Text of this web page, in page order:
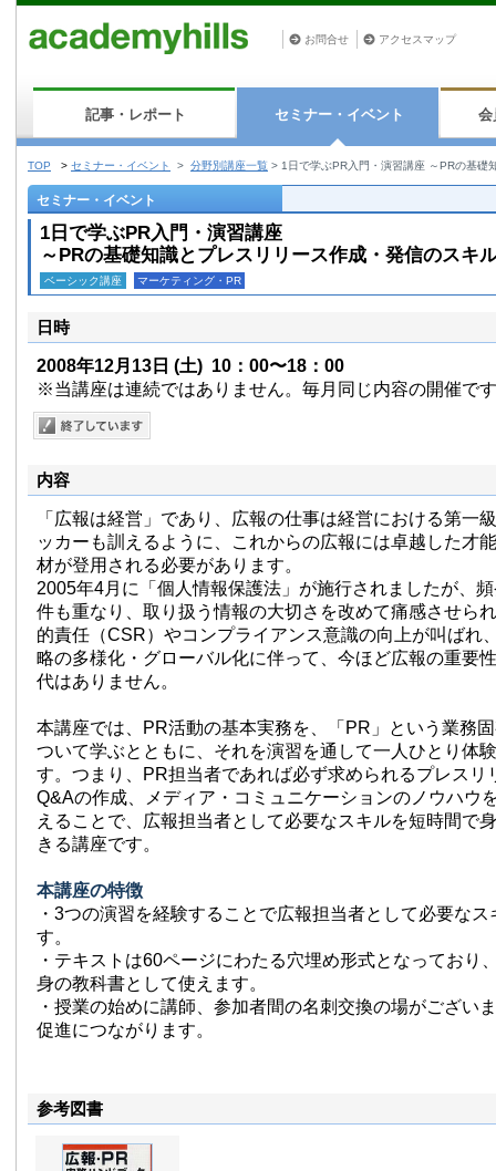
お問合せ アクセスマップ
記事・レポート セミナー・イベント 会
TOP > セミナー・イベント > 分野別講座一覧 > 1日で学ぶPR入門・演習講座 ～PRの基礎
セミナー・イベント
1日で学ぶPR入門・演習講座
～PRの基礎知識とプレスリリース作成・発信のスキ
ベーシック講座 マーケティング・PR
日時
2008年12月13日 (土) 10：00〜18：00
※当講座は連続ではありません。毎月同じ内容の開催で
内容
「広報は経営」であり、広報の仕事は経営における第一
ッカーも訓えるように、これからの広報には卓越した才
材が登用される必要があります。
2005年4月に「個人情報保護法」が施行されましたが、
件も重なり、取り扱う情報の大切さを改めて痛感させら
的責任（CSR）やコンプライアンス意識の向上が叫ばれ
略の多様化・グローバル化に伴って、今ほど広報の重要
代はありません。
本講座では、PR活動の基本実務を、「PR」という業務
ついて学ぶとともに、それを演習を通して一人ひとり体
す。つまり、PR担当者であれば必ず求められるプレスリ
Q&Aの作成、メディア・コミュニケーションのノウハウ
えることで、広報担当者として必要なスキルを短時間で
きる講座です。
本講座の特徴
・3つの演習を経験することで広報担当者として必要な
す。
・テキストは60ページにわたる穴埋め形式となっており
身の教科書として使えます。
・授業の始めに講師、参加者間の名刺交換の場がござい
促進につながります。
参考図書